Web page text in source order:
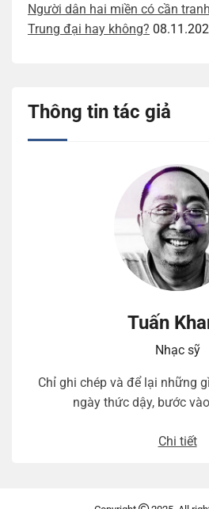
Người dân hai miền có cần
Trung đại hay không?
Thông tin tác giả
Tuấn
Nhạc sỹ
Chỉ ghi chép và để lại những
ngày thức dậy, bước
Chi tiết